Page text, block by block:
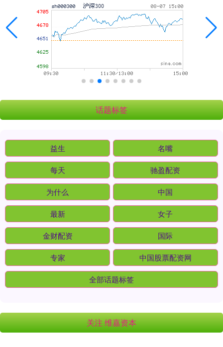
话题标签
益生 名嘴
每天 驰盈配资
为什么 中国
最新 女子
金财配资 国际
专家 中国股票配资网
全部话题标签
关注 维嘉资本